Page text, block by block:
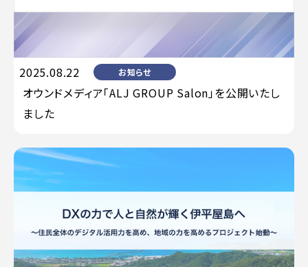
2025.08.22 お知らせ
オウンドメディア「ALJ GROUP Salon」を公開いたし
ました